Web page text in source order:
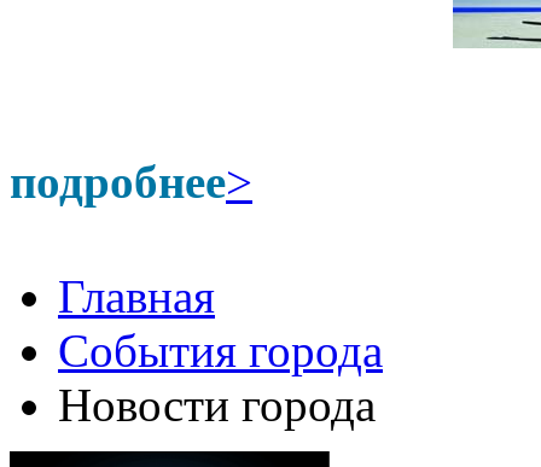
подробнее>
Главная
События города
Новости города